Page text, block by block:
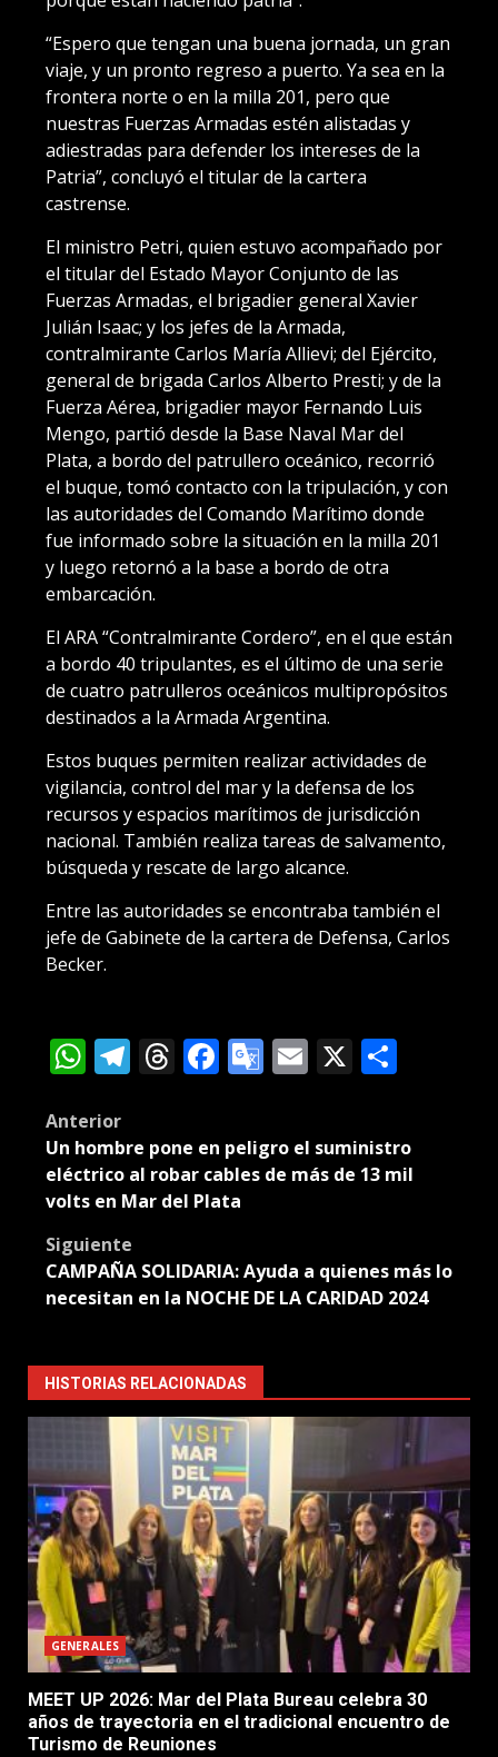
“Espero que tengan una buena jornada, un gran
viaje, y un pronto regreso a puerto. Ya sea en la
frontera norte o en la milla 201, pero que
nuestras Fuerzas Armadas estén alistadas y
adiestradas para defender los intereses de la
Patria”, concluyó el titular de la cartera
castrense.
El ministro Petri, quien estuvo acompañado por
el titular del Estado Mayor Conjunto de las
Fuerzas Armadas, el brigadier general Xavier
Julián Isaac; y los jefes de la Armada,
contralmirante Carlos María Allievi; del Ejército,
general de brigada Carlos Alberto Presti; y de la
Fuerza Aérea, brigadier mayor Fernando Luis
Mengo, partió desde la Base Naval Mar del
Plata, a bordo del patrullero oceánico, recorrió
el buque, tomó contacto con la tripulación, y con
las autoridades del Comando Marítimo donde
fue informado sobre la situación en la milla 201
y luego retornó a la base a bordo de otra
embarcación.
El ARA “Contralmirante Cordero”, en el que están
a bordo 40 tripulantes, es el último de una serie
de cuatro patrulleros oceánicos multipropósitos
destinados a la Armada Argentina.
Estos buques permiten realizar actividades de
vigilancia, control del mar y la defensa de los
recursos y espacios marítimos de jurisdicción
nacional. También realiza tareas de salvamento,
búsqueda y rescate de largo alcance.
Entre las autoridades se encontraba también el
jefe de Gabinete de la cartera de Defensa, Carlos
Becker.
WhatsApp
Telegram
Threads
Facebook
Google
Email
X
Post
navigation
Anterior
Un hombre pone en peligro el suministro
eléctrico al robar cables de más de 13 mil
volts en Mar del Plata
Siguiente
CAMPAÑA SOLIDARIA: Ayuda a quienes más lo
necesitan en la NOCHE DE LA CARIDAD 2024
HISTORIAS RELACIONADAS
GENERALES
MEET UP 2026: Mar del Plata Bureau celebra 30
años de trayectoria en el tradicional encuentro de
Turismo de Reuniones